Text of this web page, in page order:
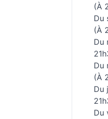
(À
Du
(À
Du
Du
(À
Du
Du